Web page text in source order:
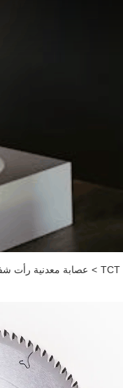
> عصابة معدنية رأت